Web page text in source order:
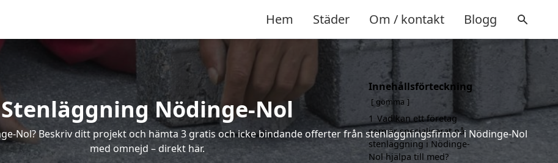
Hem Städer Om / kontakt Blogg
Stenläggning Nödinge-Nol
Nol? Beskriv ditt projekt och hämta 3 gratis och icke bindande offerter från stenläggningsfirmor i Nödinge-Nol
med omnejd – direkt här.
Innehållsförteckning
gömma
1 Vad kan ett företag
som är specialiserat på
stenläggning i Nödinge-
Nol hjälpa till med?